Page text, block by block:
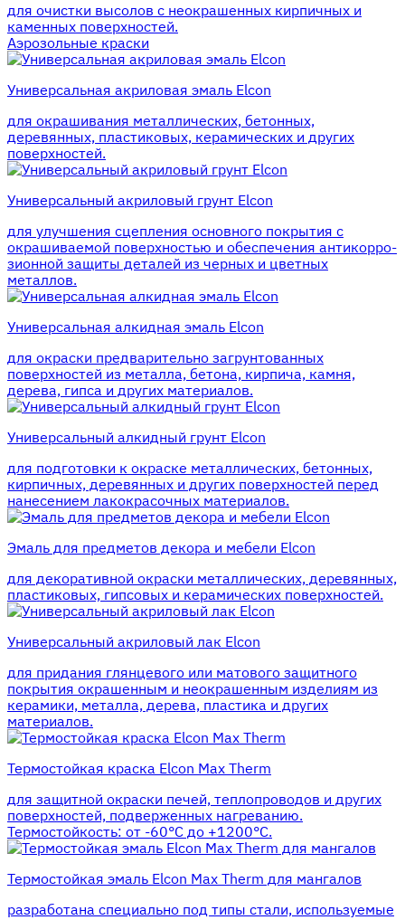
для очистки высолов с неокрашенных кирпичных и
каменных поверхностей.
Аэрозольные краски
Универсальная акриловая эмаль Elcon
для окрашивания металлических, бетонных,
деревянных, пластиковых, керамических и других
поверхностей.
Универсальный акриловый грунт Elcon
для улучшения сцепления основного покрытия с
окрашиваемой поверхностью и обеспечения антикорро-
зионной защиты деталей из черных и цветных
металлов.
Универсальная алкидная эмаль Elcon
для окраски предварительно загрунтованных
поверхностей из металла, бетона, кирпича, камня,
дерева, гипса и других материалов.
Универсальный алкидный грунт Elcon
для подготовки к окраске металлических, бетонных,
кирпичных, деревянных и других поверхностей перед
нанесением лакокрасочных материалов.
Эмаль для предметов декора и мебели Elcon
для декоративной окраски металлических, деревянных,
пластиковых, гипсовых и керамических поверхностей.
Универсальный акриловый лак Elcon
для придания глянцевого или матового защитного
покрытия окрашенным и неокрашенным изделиям из
керамики, металла, дерева, пластика и других
материалов.
Термостойкая краска Elcon Max Therm
для защитной окраски печей, теплопроводов и других
поверхностей, подверженных нагреванию.
Термостойкость: от -60°С до +1200°С.
Термостойкая эмаль Elcon Max Therm для мангалов
разработана специально под типы стали, используемые